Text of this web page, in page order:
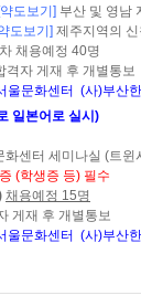
[약도보기] 부산 및 영남
도보기] 제주지역의
채용예정 40명
자 게재 후 개별통보
울문화센터 (사)부산
일본어로 실시)
센터 세미나실 (트윈
(학생증 등) 필수
채용예정 15명
게재 후 개별통보
울문화센터 (사)부산